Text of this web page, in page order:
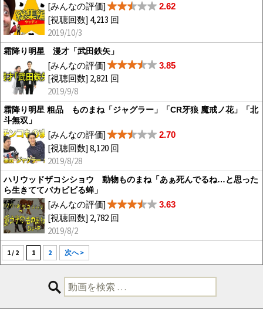
[みんなの評価] 2.62
[視聴回数] 4,213 回
2019/10/3
霜降り明星 漫才「武田鉄矢」
[みんなの評価] 3.85
[視聴回数] 2,821 回
2019/9/8
霜降り明星 粗品 ものまね「ジャグラー」「CR牙狼 魔戒ノ花」「北
斗無双」
[みんなの評価] 2.70
[視聴回数] 8,120 回
2019/8/28
ハリウッドザコシショウ 動物ものまね「あぁ死んでるね…と思った
ら生きててバカビビる蝉」
[みんなの評価] 3.63
[視聴回数] 2,782 回
2019/8/2
1 / 2 1 2 次へ >
検
索: